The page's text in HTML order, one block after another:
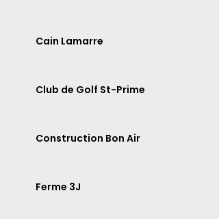
Cain Lamarre
Club de Golf St-Prime
Construction Bon Air
Ferme 3J